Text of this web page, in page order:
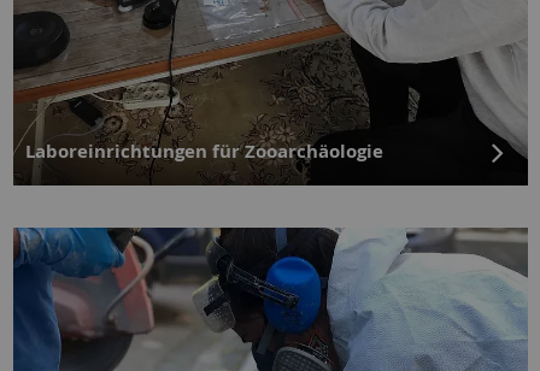
Laboreinrichtungen für Zooarchäologie